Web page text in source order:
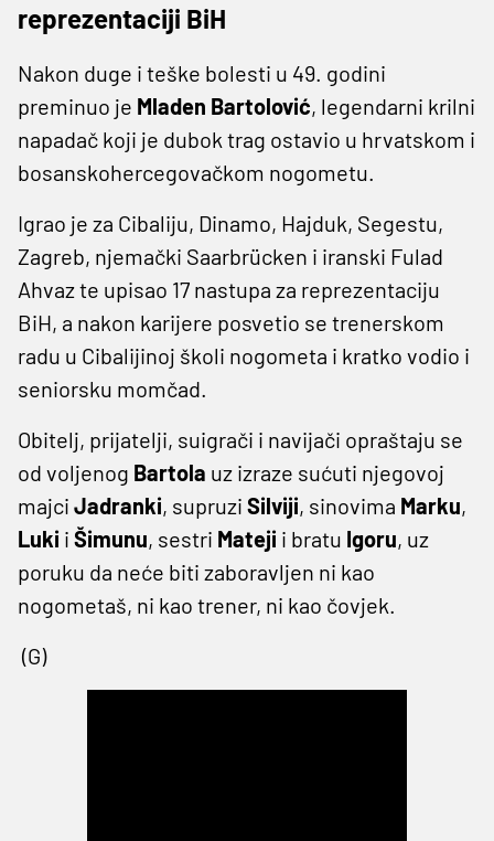
reprezentaciji BiH
Nakon duge i teške bolesti u 49. godini
preminuo je Mladen Bartolović, legendarni krilni
napadač koji je dubok trag ostavio u hrvatskom i
bosanskohercegovačkom nogometu.
Igrao je za Cibaliju, Dinamo, Hajduk, Segestu,
Zagreb, njemački Saarbrücken i iranski Fulad
Ahvaz te upisao 17 nastupa za reprezentaciju
BiH, a nakon karijere posvetio se trenerskom
radu u Cibalijinoj školi nogometa i kratko vodio i
seniorsku momčad.
Obitelj, prijatelji, suigrači i navijači opraštaju se
od voljenog Bartola uz izraze sućuti njegovoj
majci Jadranki, supruzi Silviji, sinovima Marku,
Luki i Šimunu, sestri Mateji i bratu Igoru, uz
poruku da neće biti zaboravljen ni kao
nogometaš, ni kao trener, ni kao čovjek.
(G)